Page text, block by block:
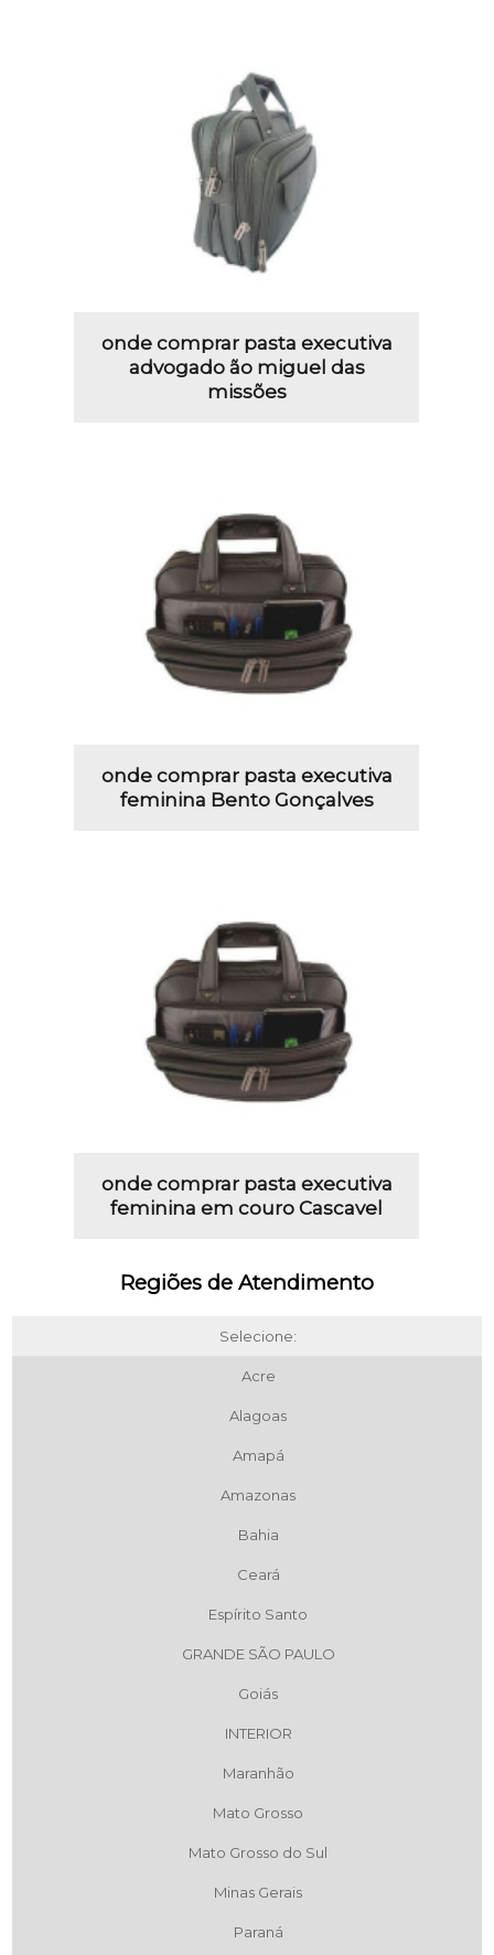
onde comprar pasta executiva
advogado ão miguel das
missões
onde comprar pasta executiva
feminina Bento Gonçalves
onde comprar pasta executiva
feminina em couro Cascavel
Regiões de Atendimento
Selecione:
Acre
Alagoas
Amapá
Amazonas
Bahia
Ceará
Espírito Santo
GRANDE SÃO PAULO
Goiás
INTERIOR
Maranhão
Mato Grosso
Mato Grosso do Sul
Minas Gerais
Paraná